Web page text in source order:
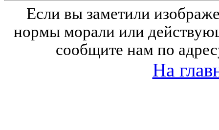
Если вы заметили
нормы морали или
сообщите нам по
На